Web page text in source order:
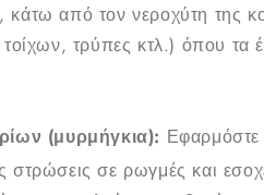
από τον νεροχύτη της
τοίχων, τρύπες κτλ.) όπου τα
(μυρμήγκια):
στρώσεις σε ρωγμές και